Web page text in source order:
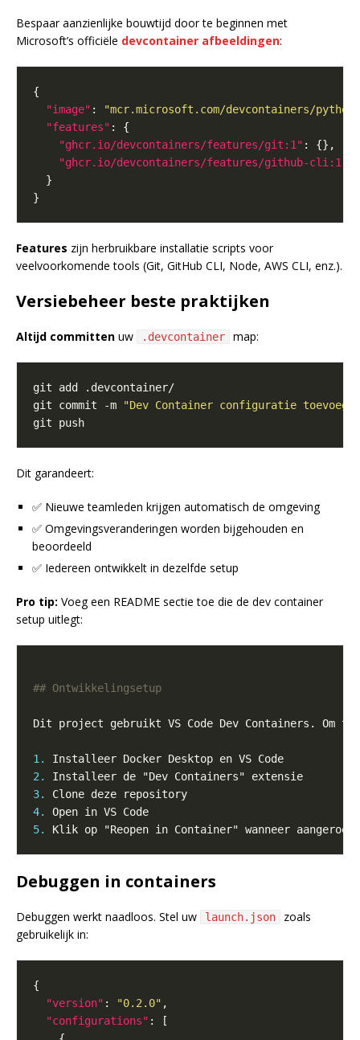
Bespaar aanzienlijke bouwtijd door te beginnen met
Microsoft’s officiële devcontainer afbeeldingen:
"image" :
"mcr.microsoft.com/devcontainers/
"features"
"ghcr.io/devcontainers/features/git:1"
"ghcr.io/devcontainers/features/github-cli:1"
Features zijn herbruikbare installatie scripts voor
veelvoorkomende tools (Git, GitHub CLI, Node, AWS CLI, enz.).
Versiebeheer beste praktijken
Altijd committen uw .devcontainer map:
git commit -m
"Dev Container configuratie
Dit garandeert:
✅ Nieuwe teamleden krijgen automatisch de omgeving
✅ Omgevingsveranderingen worden bijgehouden en
beoordeeld
✅ Iedereen ontwikkelt in dezelfde setup
Pro tip: Voeg een README sectie toe die de dev container
setup uitlegt:
1.
2.
3.
4.
5.
Debuggen in containers
Debuggen werkt naadloos. Stel uw launch.json
zoals
gebruikelijk in:
"version" : "0.2.0"
"configurations"